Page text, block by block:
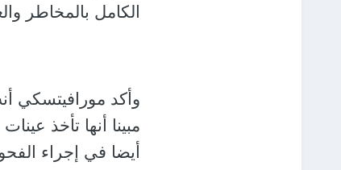
الكامل بالمخاطر
وأكد مورافيتسكي
مبينا أنها تأخذ
أيضا في إجراء